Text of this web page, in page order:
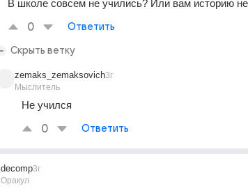
В школе совсем не учились? Или вам историю
0 Ответить
Скрыть ветку
zemaks_zemaksovich
Мыслитель
3г
Не учился
0 Ответить
decomp
Оракул
3г